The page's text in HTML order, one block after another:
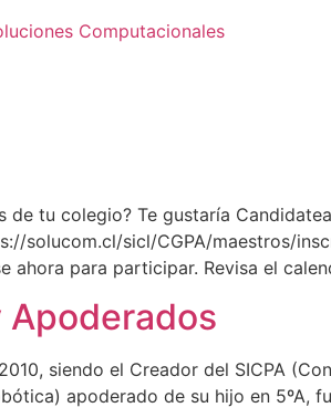
tu colegio? Te gustaría
solucom.cl/sicl/CGPA/maestros/
ahora para participar. Revisa el
Apoderados
siendo el Creador del SICPA
apoderado de su hijo en 5ºA,